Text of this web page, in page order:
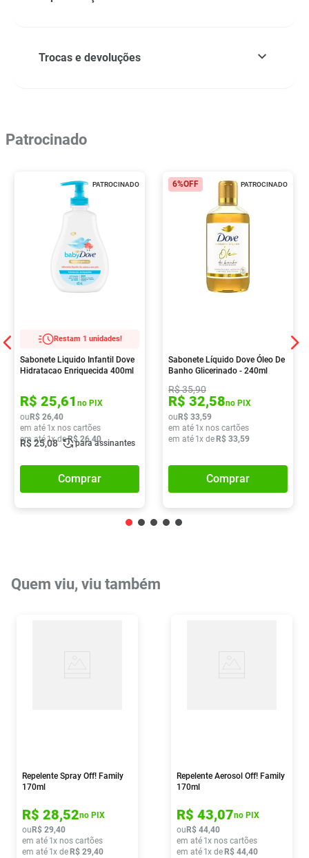
Trocas e devoluções
Patrocinado
PATROCINADO
Restam 1 unidades!
Sabonete Liquido Infantil Dove
Hidratacao Enriquecida 400ml
R$ 25,61 no PIX
ou R$ 26,40
em até 1x nos cartões
em até1x deR$ 26,40
R$25,08 para assinantes
Comprar
PATROCINADO
6%OFF
Sabonete Líquido Dove Óleo De
Banho Glicerinado - 240ml
R$35,90
R$ 32,58no PIX
ou R$ 33,59
em até 1x nos cartões
em até 1x de R$ 33,59
Comprar
Quem viu, viu também
Repelente Spray Off! Family
170ml
R$ 28,52no PIX
ou R$ 29,40
em até 1x nos cartões
em até 1x de R$ 29,40
Repelente Aerosol Off! Family
170ml
R$ 43,07no PIX
ou R$ 44,40
em até 1x nos cartões
em até 1x de R$ 44,40